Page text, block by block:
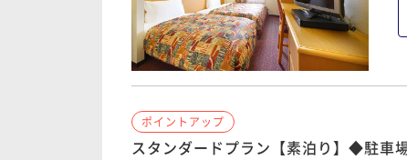
素泊まり 現地決済可 事前決済可 IN 12:00 -
ポイントアップ
【ポイントアップ】朝食付プラン
朝食付き 現地決済可 事前決済可 IN 12:00 -
ポイントアップ
スタンダードプラン【素泊り】◆駐車